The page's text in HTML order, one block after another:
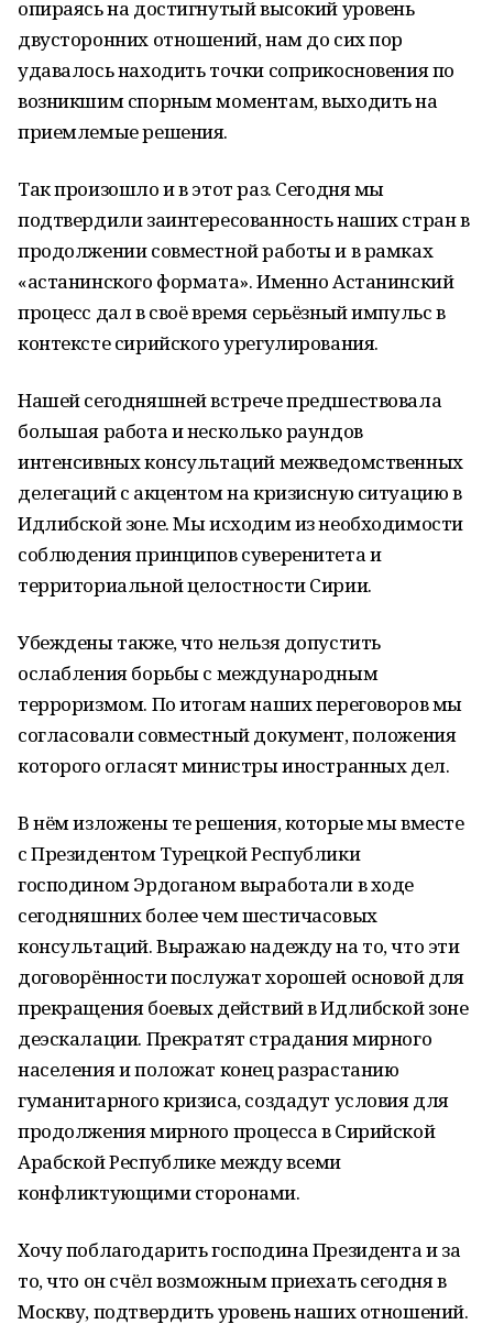
опираясь на достигнутый высокий уровень
двусторонних отношений, нам до сих пор
удавалось находить точки соприкосновения по
возникшим спорным моментам, выходить на
приемлемые решения.
Так произошло и в этот раз. Сегодня мы
подтвердили заинтересованность наших стран в
продолжении совместной работы и в рамках
«астанинского формата». Именно Астанинский
процесс дал в своё время серьёзный импульс в
контексте сирийского урегулирования.
Нашей сегодняшней встрече предшествовала
большая работа и несколько раундов
интенсивных консультаций межведомственных
делегаций с акцентом на кризисную ситуацию в
Идлибской зоне. Мы исходим из необходимости
соблюдения принципов суверенитета и
территориальной целостности Сирии.
Убеждены также, что нельзя допустить
ослабления борьбы с международным
терроризмом. По итогам наших переговоров мы
согласовали совместный документ, положения
которого огласят министры иностранных дел.
В нём изложены те решения, которые мы вместе
с Президентом Турецкой Республики
господином Эрдоганом выработали в ходе
сегодняшних более чем шестичасовых
консультаций. Выражаю надежду на то, что эти
договорённости послужат хорошей основой для
прекращения боевых действий в Идлибской зоне
деэскалации. Прекратят страдания мирного
населения и положат конец разрастанию
гуманитарного кризиса, создадут условия для
продолжения мирного процесса в Сирийской
Арабской Республике между всеми
конфликтующими сторонами.
Хочу поблагодарить господина Президента и за
то, что он счёл возможным приехать сегодня в
Москву, подтвердить уровень наших отношений.